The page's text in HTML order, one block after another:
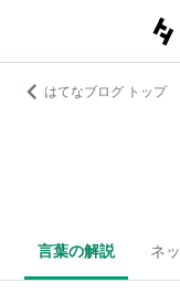
はてなブログ トップ
言葉の解説 ネ